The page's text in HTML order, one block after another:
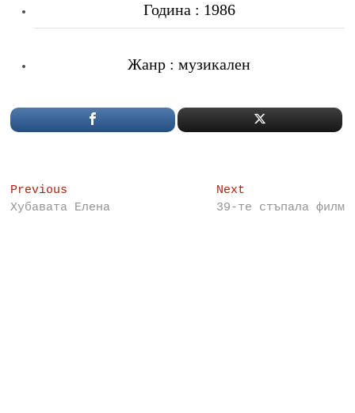
Година : 1986
Жанр : музикален
Post
navigation
Previous
post:
Хубаватa Елена
NextNext
post:
39-те стъпала филм